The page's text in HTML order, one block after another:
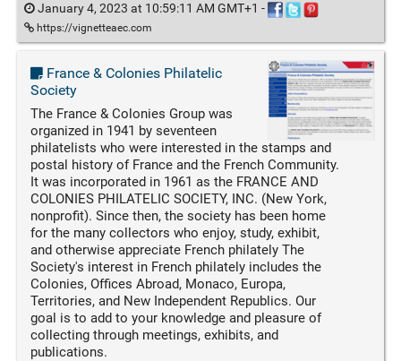
January 4, 2023 at 10:59:11 AM GMT+1 -
https://vignetteaec.com
France & Colonies Philatelic
Society
The France & Colonies Group was
organized in 1941 by seventeen
philatelists who were interested in the stamps and
postal history of France and the French Community.
It was incorporated in 1961 as the FRANCE AND
COLONIES PHILATELIC SOCIETY, INC. (New York,
nonprofit). Since then, the society has been home
for the many collectors who enjoy, study, exhibit,
and otherwise appreciate French philately The
Society's interest in French philately includes the
Colonies, Offices Abroad, Monaco, Europa,
Territories, and New Independent Republics. Our
goal is to add to your knowledge and pleasure of
collecting through meetings, exhibits, and
publications.